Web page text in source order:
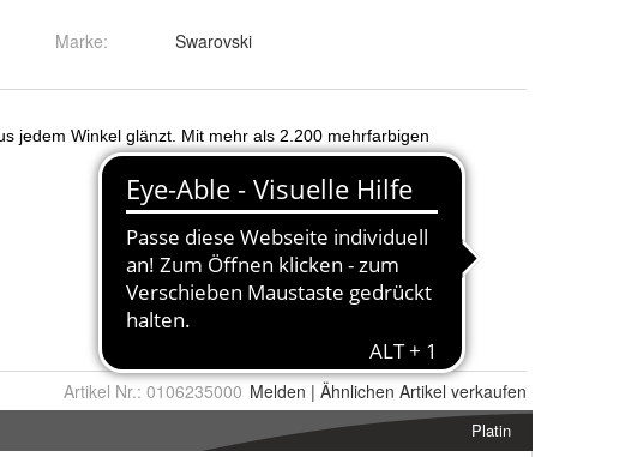
Marke: Swarovski
Artikel Nr.: 0106235000 Melden | Ähnlichen Artikel verkaufen
Platin